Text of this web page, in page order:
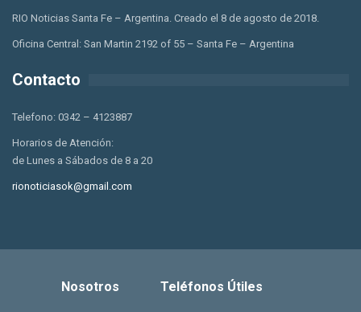
RIO Noticias Santa Fe – Argentina. Creado el 8 de agosto de 2018.
Oficina Central: San Martin 2192 of 55 – Santa Fe – Argentina
Contacto
Telefono: 0342 – 4123887
Horarios de Atención:
de Lunes a Sábados de 8 a 20
rionoticiasok@gmail.com
Nosotros Teléfonos Útiles